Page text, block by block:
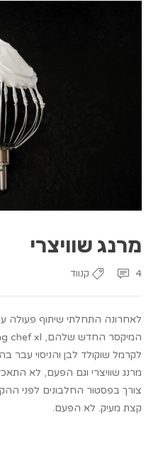
מרנג שוויצרי
קנווד 4
לאחרונה התחלתי שיתוף פעולה
לקרמל שוקולד לבן והניסוי עבר
מרנג שוויצרי וגם הפעם, לא
צורך בפסטור החלבונים לפני
קצת מעיק. לא הפעם.